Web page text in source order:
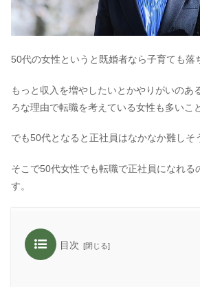
50代の女性というと既婚者なら子育ても落
もっと収入を増やしたいとかやりがいのあ
ろな理由で転職を考えている女性も多いこ
でも50代となると正社員はなかなか難しそ
そこで50代女性でも転職で正社員になれる
す。
目次